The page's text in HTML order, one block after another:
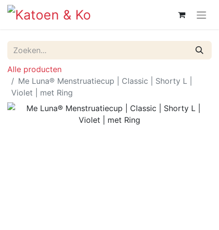
Alle producten
Me Luna® Menstruatiecup | Classic | Shorty L |
Violet | met Ring